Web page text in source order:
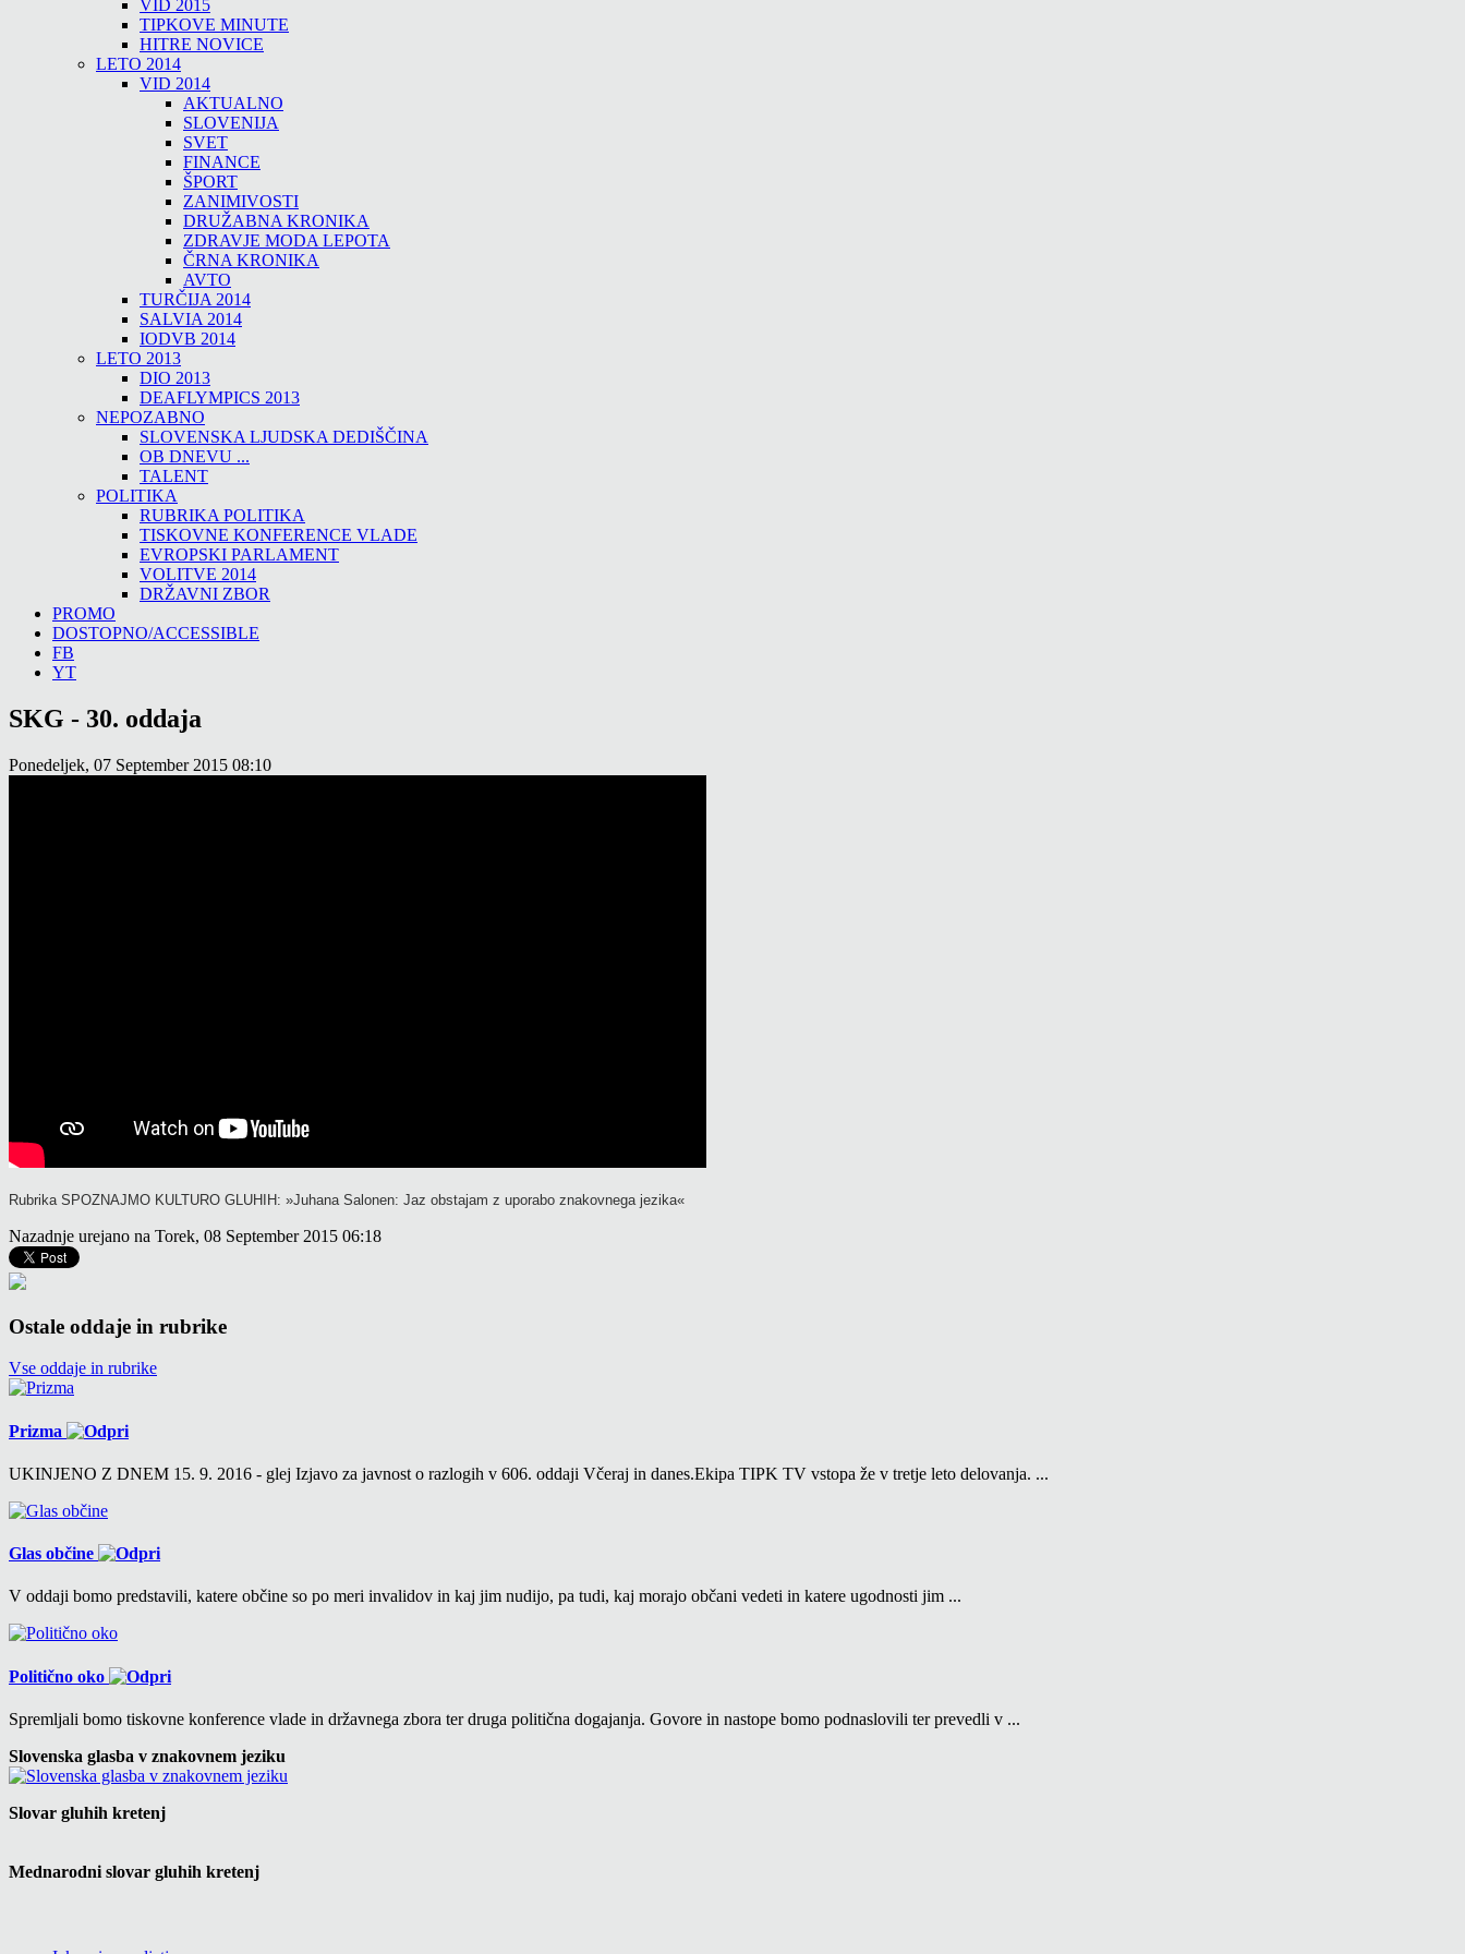
VID 2015
TIPKOVE MINUTE
HITRE NOVICE
LETO 2014
VID 2014
AKTUALNO
SLOVENIJA
SVET
FINANCE
ŠPORT
ZANIMIVOSTI
DRUŽABNA KRONIKA
ZDRAVJE MODA LEPOTA
ČRNA KRONIKA
AVTO
TURČIJA 2014
SALVIA 2014
IODVB 2014
LETO 2013
DIO 2013
DEAFLYMPICS 2013
NEPOZABNO
SLOVENSKA LJUDSKA DEDIŠČINA
OB DNEVU ...
TALENT
POLITIKA
RUBRIKA POLITIKA
TISKOVNE KONFERENCE VLADE
EVROPSKI PARLAMENT
VOLITVE 2014
DRŽAVNI ZBOR
PROMO
DOSTOPNO/ACCESSIBLE
FB
YT
SKG - 30. oddaja
Ponedeljek, 07 September 2015 08:10
Rubrika SPOZNAJMO KULTURO GLUHIH: »Juhana Salonen: Jaz obstajam z uporabo znakovnega jezika«
Nazadnje urejano na Torek, 08 September 2015 06:18
Ostale oddaje in rubrike
Vse oddaje in rubrike
Prizma
UKINJENO Z DNEM 15. 9. 2016 - glej Izjavo za javnost o razlogih v 606. oddaji Včeraj in danes.Ekipa TIPK TV vstopa že v tretje leto delovanja. ...
Glas občine
V oddaji bomo predstavili, katere občine so po meri invalidov in kaj jim nudijo, pa tudi, kaj morajo občani vedeti in katere ugodnosti jim ...
Politično oko
Spremljali bomo tiskovne konference vlade in državnega zbora ter druga politična dogajanja. Govore in nastope bomo podnaslovili ter prevedli v ...
Slovenska glasba v znakovnem jeziku
Slovar gluhih kretenj
Mednarodni slovar gluhih kretenj